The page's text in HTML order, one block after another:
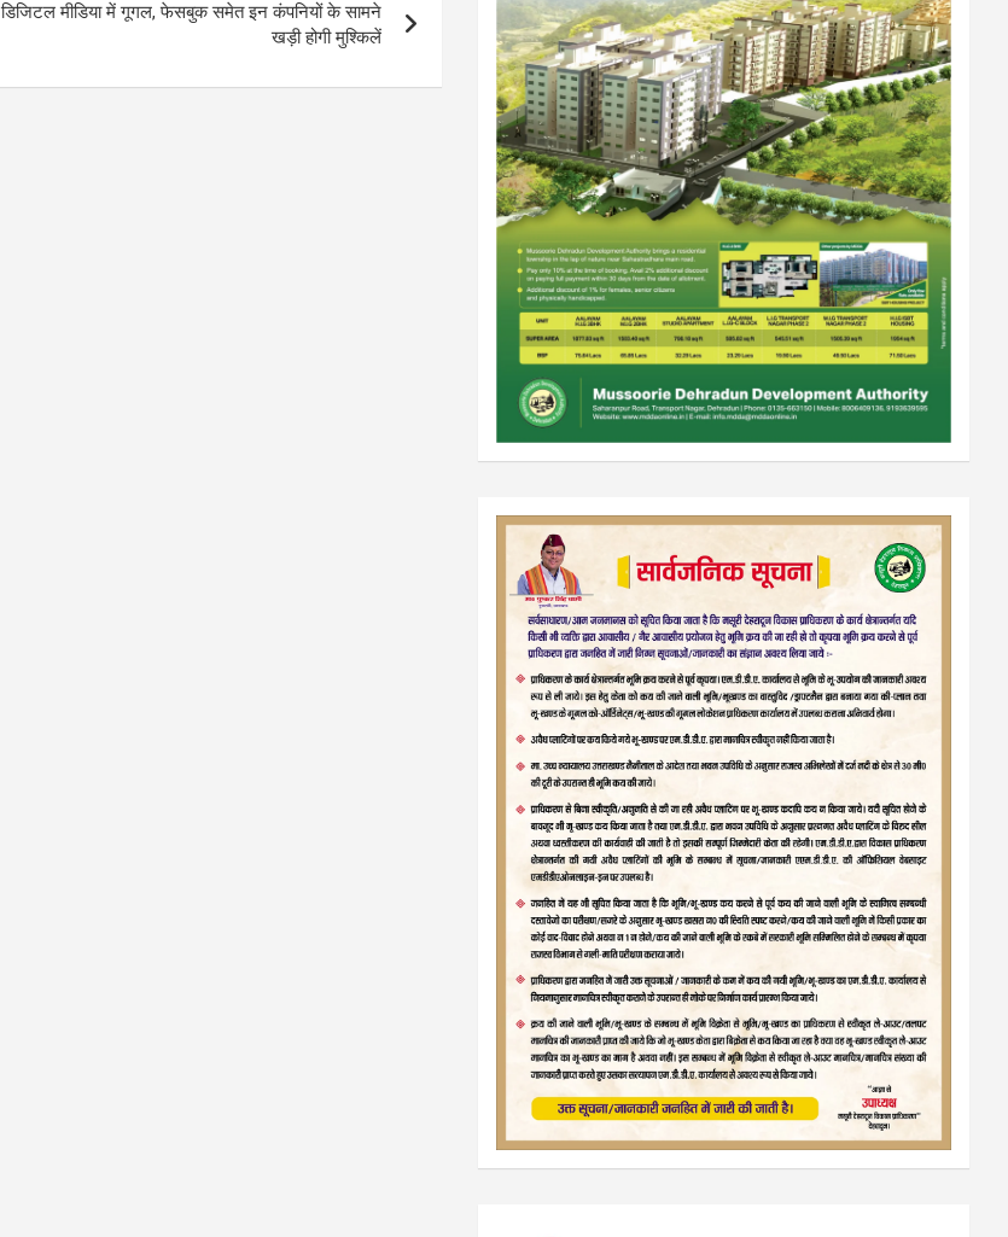
डिजिटल मीडिया में गूगल, फेसबुक समेत इन कंपनियों के सामने
खड़ी होगी मुश्किलें